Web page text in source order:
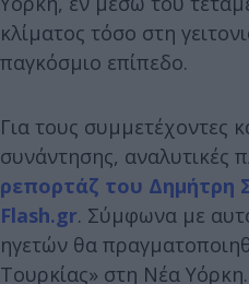
κλίματος τόσο στη
παγκόσμιο επίπεδο.
Για τους συμμετέχοντες
συνάντησης, αναλυτικές
ρεπορτάζ του Δημήτρη
Flash.gr. Σύμφωνα με
ηγετών θα
Τουρκίας» στη Νέα Υόρκη.